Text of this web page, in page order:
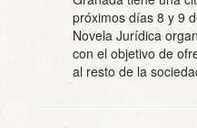
próximos días 8 y 9
Novela Jurídica
con el objetivo de
al resto de la